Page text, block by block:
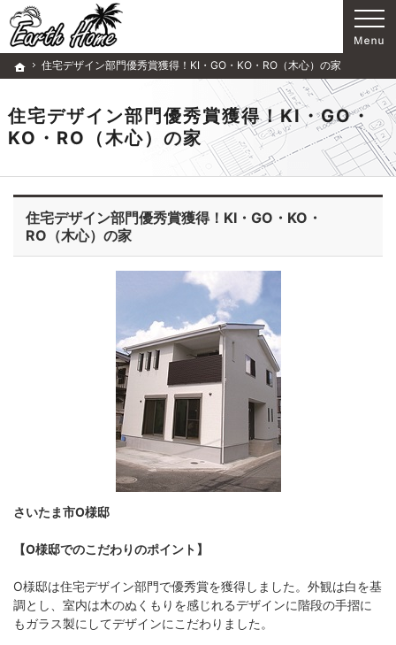
ホーム
住宅デザイン部門優秀賞獲得！KI・GO・KO・RO（木心）の家
住宅デザイン部門優秀賞獲得！KI・GO・
KO・RO（木心）の家
歴史ある企業です。注文住宅・リフォーム（所沢市・狭山市・入間市）の工務店なら当店
注文住宅・リフォーム（所沢市・狭山市・入間市）の工務店ならアースホームで家づくり
住宅デザイン部門優秀賞獲得！KI・GO・KO・
RO（木心）の家
さいたま市O様邸
【O様邸でのこだわりのポイント】
O様邸は住宅デザイン部門で優秀賞を獲得しました。外観は白を基
調とし、室内は木のぬくもりを感じれるデザインに階段の手摺に
もガラス製にしてデザインにこだわりました。